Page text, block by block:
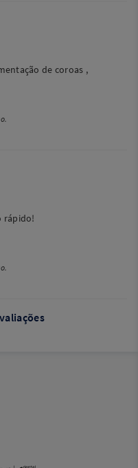
de coroas ,
rápido!